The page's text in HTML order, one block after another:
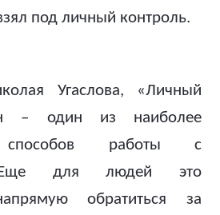
под личный контроль.
Угаслова, «Личный
– один из наиболее
способов работы с
Еще для людей это
обратиться за